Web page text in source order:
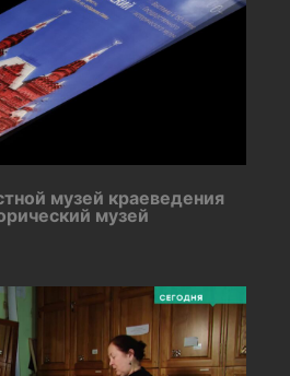
музей краеведения
музей